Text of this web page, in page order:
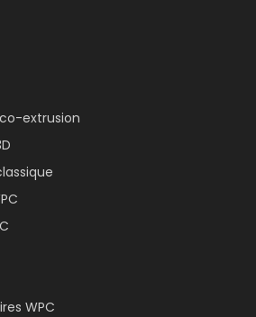
extrusion
WPC